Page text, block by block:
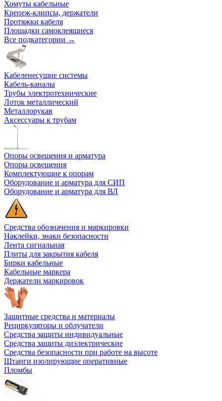
Хомуты кабельные
Крепеж-клипсы, держатели
Протяжки кабеля
Площадки самоклеящиеся
Все подкатегории →
Кабеленесущие системы
Кабель-каналы
Трубы электротехнические
Лоток металлический
Металлорукав
Аксессуары к трубам
Опоры освещения и арматура
Опоры освещения
Комплектующие к опорам
Оборудование и арматура для СИП
Оборудование и арматура для ВЛ
Средства обозначения и маркировки
Наклейки, знаки безопасности
Лента сигнальная
Плиты для закрытия кабеля
Бирки кабельные
Кабельные маркера
Держатели маркировок
Защитные средства и материалы
Рециркуляторы и облучатели
Средства защиты индивидуальные
Средства защиты диэлектрические
Средства безопасности при работе на высоте
Штанги изолирующие оперативные
Пломбы